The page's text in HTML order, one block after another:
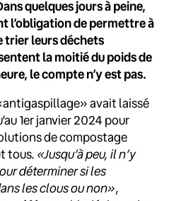
quelques jours à peine,
l’obligation de permettre à
trier leurs déchets
la moitié du poids de
le compte n’y est pas.
avait laissé
1er janvier 2024 pour
de compostage
tous. «Jusqu’à peu, il n’y
déterminer si les
les clous ou non»,